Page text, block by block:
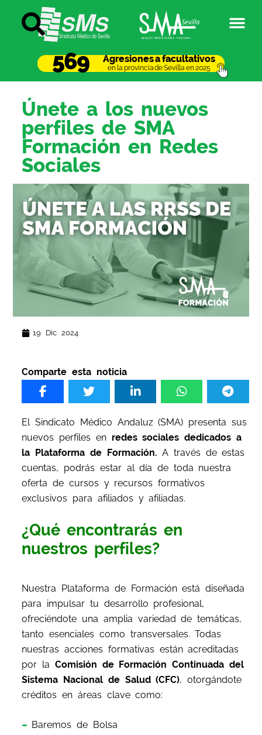
Agresiones a facultativos
en la provincia de Sevilla en 2025
569
Únete a los nuevos
perfiles de SMA
Formación en Redes
Sociales
19 Dic 2024
Comparte esta noticia
El Sindicato Médico Andaluz (SMA) presenta sus
nuevos perfiles en redes sociales dedicados a
la Plataforma de Formación. A través de estas
cuentas, podrás estar al día de toda nuestra
oferta de cursos y recursos formativos
exclusivos para afiliados y afiliadas.
¿Qué encontrarás en
nuestros perfiles?
Nuestra Plataforma de Formación está diseñada
para impulsar tu desarrollo profesional,
ofreciéndote una amplia variedad de temáticas,
tanto esenciales como transversales. Todas
nuestras acciones formativas están acreditadas
por la Comisión de Formación Continuada del
Sistema Nacional de Salud (CFC), otorgándote
créditos en áreas clave como:
Baremos de Bolsa